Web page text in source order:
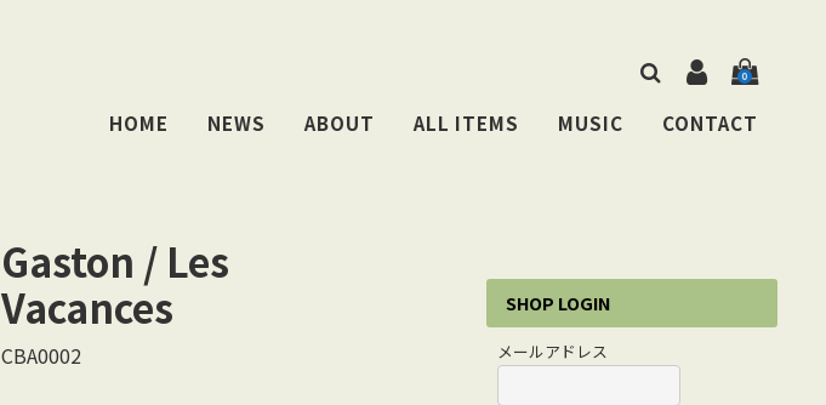
0
HOME NEWS ABOUT ALL ITEMS MUSIC CONTACT
Gaston / Les
Vacances
CBA0002
SHOP LOGIN
メールアドレス